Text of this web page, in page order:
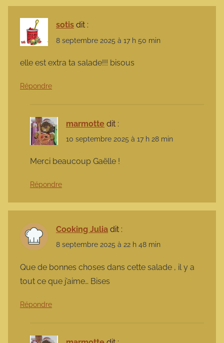
sotis dit :
8 septembre 2025 à 17 h 50 min
elle est extra ta salade!!! bisous
Répondre
marmotte dit :
10 septembre 2025 à 17 h 28 min
Merci beaucoup Gaëlle !
Répondre
Cooking Julia dit :
8 septembre 2025 à 22 h 48 min
Que de bonnes choses dans cette salade , il y a
tout ce que j’aime… Bises
Répondre